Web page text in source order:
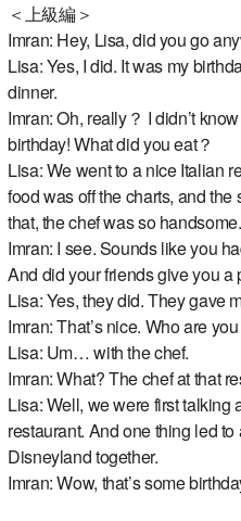
＜上級編＞
Imran: Hey, Lisa, did you go
Lisa: Yes, I did. It was my
dinner.
Imran: Oh, really？ I didn’t
birthday! What did you eat？
Lisa: We went to a nice Italian
food was off the charts, and
that, the chef was so handsome.
Imran: I see. Sounds like you
And did your friends give you a
Lisa: Yes, they did. They gave
Imran: That’s nice. Who are
Lisa: Um… with the chef.
Imran: What? The chef at that
Lisa: Well, we were first talking
restaurant. And one thing led
Disneyland together.
Imran: Wow, that’s some